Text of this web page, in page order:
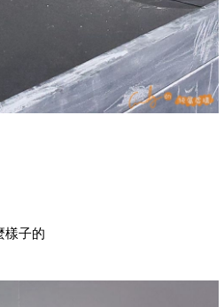
樣子的